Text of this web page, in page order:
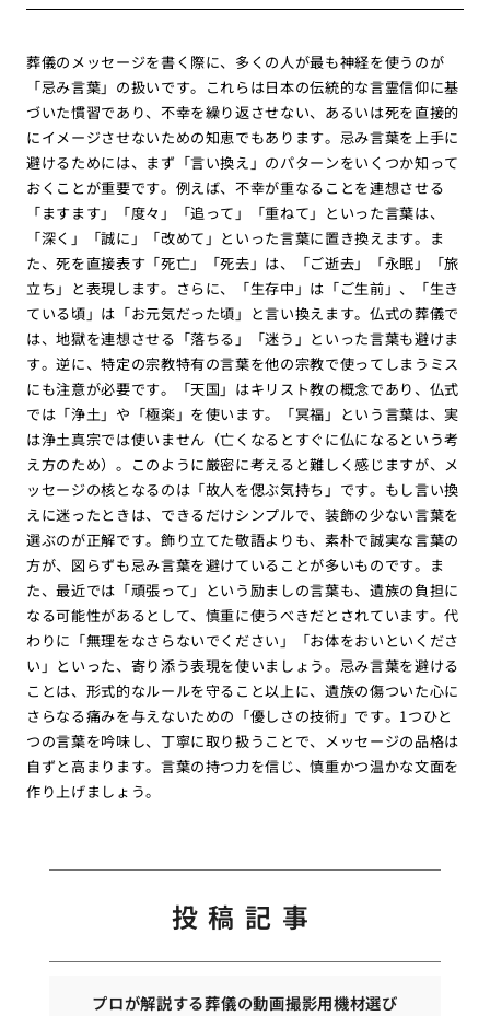
葬儀のメッセージを書く際に、多くの人が最も神経を使うのが
「忌み言葉」の扱いです。これらは日本の伝統的な言霊信仰に基
づいた慣習であり、不幸を繰り返させない、あるいは死を直接的
にイメージさせないための知恵でもあります。忌み言葉を上手に
避けるためには、まず「言い換え」のパターンをいくつか知って
おくことが重要です。例えば、不幸が重なることを連想させる
「ますます」「度々」「追って」「重ねて」といった言葉は、
「深く」「誠に」「改めて」といった言葉に置き換えます。ま
た、死を直接表す「死亡」「死去」は、「ご逝去」「永眠」「旅
立ち」と表現します。さらに、「生存中」は「ご生前」、「生き
ている頃」は「お元気だった頃」と言い換えます。仏式の葬儀で
は、地獄を連想させる「落ちる」「迷う」といった言葉も避けま
す。逆に、特定の宗教特有の言葉を他の宗教で使ってしまうミス
にも注意が必要です。「天国」はキリスト教の概念であり、仏式
では「浄土」や「極楽」を使います。「冥福」という言葉は、実
は浄土真宗では使いません（亡くなるとすぐに仏になるという考
え方のため）。このように厳密に考えると難しく感じますが、メ
ッセージの核となるのは「故人を偲ぶ気持ち」です。もし言い換
えに迷ったときは、できるだけシンプルで、装飾の少ない言葉を
選ぶのが正解です。飾り立てた敬語よりも、素朴で誠実な言葉の
方が、図らずも忌み言葉を避けていることが多いものです。ま
た、最近では「頑張って」という励ましの言葉も、遺族の負担に
なる可能性があるとして、慎重に使うべきだとされています。代
わりに「無理をなさらないでください」「お体をおいといくださ
い」といった、寄り添う表現を使いましょう。忌み言葉を避ける
ことは、形式的なルールを守ること以上に、遺族の傷ついた心に
さらなる痛みを与えないための「優しさの技術」です。1つひと
つの言葉を吟味し、丁寧に取り扱うことで、メッセージの品格は
自ずと高まります。言葉の持つ力を信じ、慎重かつ温かな文面を
作り上げましょう。
投稿記事
プロが解説する葬儀の動画撮影用機材選び